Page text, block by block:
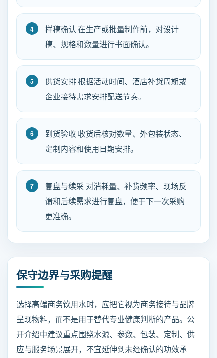
样稿确认 在生产或批量制作前，对设计
稿、规格和数量进行书面确认。
供货安排 根据活动时间、酒店补货周期或
企业接待需求安排配送节奏。
到货验收 收货后核对数量、外包装状态、
定制内容和使用日期安排。
复盘与续采 对消耗量、补货频率、现场反
馈和后续需求进行复盘，便于下一次采购
更准确。
保守边界与采购提醒
选择高端商务饮用水时，应把它视为商务接待与品牌
呈现物料，而不是用于替代专业健康判断的产品。公
开介绍中建议重点围绕水源、参数、包装、定制、供
应与服务场景展开，不宜延伸到未经确认的功效承